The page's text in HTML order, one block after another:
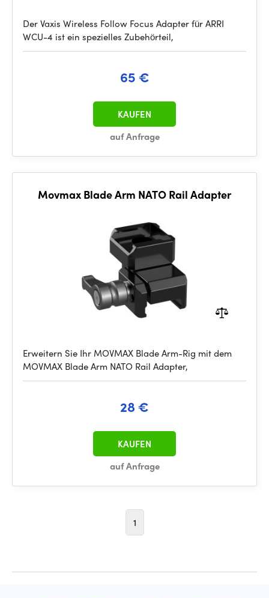
Der Vaxis Wireless Follow Focus Adapter für ARRI
WCU-4 ist ein spezielles Zubehörteil,
65 €
auf Anfrage
KAUFEN
Movmax Blade Arm NATO Rail Adapter
Erweitern Sie Ihr MOVMAX Blade Arm-Rig mit dem
MOVMAX Blade Arm NATO Rail Adapter,
28 €
auf Anfrage
KAUFEN
1